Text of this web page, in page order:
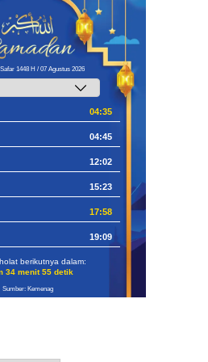
1448 H / 07 Agustus 2026
04:35
04:45
12:02
15:23
17:58
19:09
berikutnya dalam:
34 menit 54 detik
Sumber: Kemenag